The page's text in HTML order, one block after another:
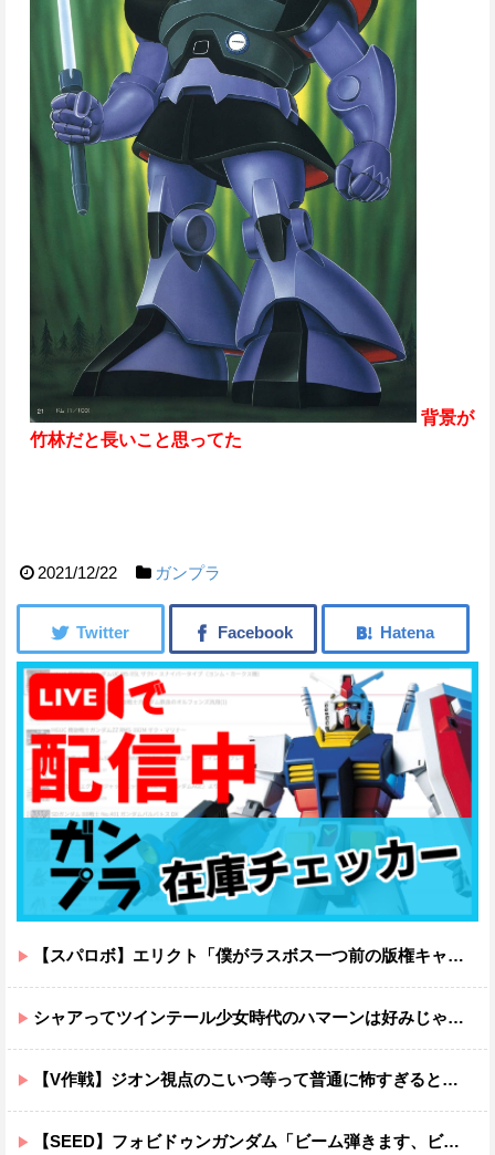
背景が
竹林だと長いこと思ってた
2021/12/22 ガンプラ
【スパロボ】エリクト「僕がラスボス一つ前の版権キャラ最後の敵ってちょっと荷が重すぎない？」
シャアってツインテール少女時代のハマーンは好みじゃなかったの？
【V作戦】ジオン視点のこいつ等って普通に怖すぎると思う…
【SEED】フォビドゥンガンダム「ビーム弾きます、ビーム曲げられます、空飛びます」←二世代目でこれ出来るのおかしいだろ